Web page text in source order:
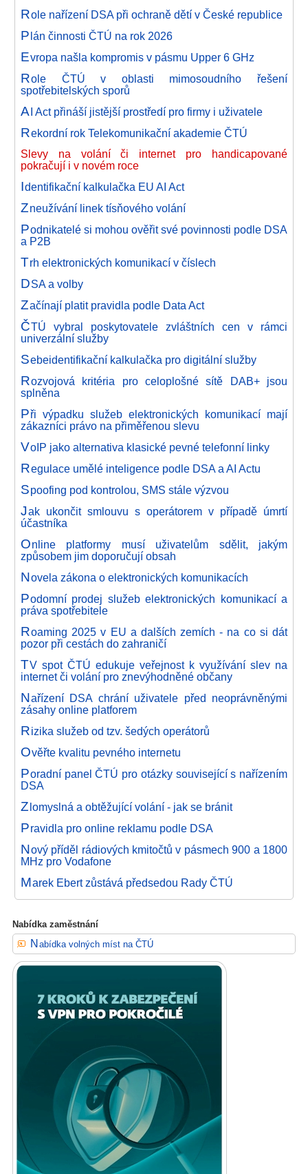
Role nařízení DSA při ochraně dětí v České republice
Plán činnosti ČTÚ na rok 2026
Evropa našla kompromis v pásmu Upper 6 GHz
Role ČTÚ v oblasti mimosoudního řešení
spotřebitelských sporů
AI Act přináší jistější prostředí pro firmy i uživatele
Rekordní rok Telekomunikační akademie ČTÚ
Slevy na volání či internet pro handicapované
pokračují i v novém roce
Identifikační kalkulačka EU AI Act
Zneužívání linek tísňového volání
Podnikatelé si mohou ověřit své povinnosti podle DSA
a P2B
Trh elektronických komunikací v číslech
DSA a volby
Začínají platit pravidla podle Data Act
ČTÚ vybral poskytovatele zvláštních cen v rámci
univerzální služby
Sebeidentifikační kalkulačka pro digitální služby
Rozvojová kritéria pro celoplošné sítě DAB+ jsou
splněna
Při výpadku služeb elektronických komunikací mají
zákazníci právo na přiměřenou slevu
VoIP jako alternativa klasické pevné telefonní linky
Regulace umělé inteligence podle DSA a AI Actu
Spoofing pod kontrolou, SMS stále výzvou
Jak ukončit smlouvu s operátorem v případě úmrtí
účastníka
Online platformy musí uživatelům sdělit, jakým
způsobem jim doporučují obsah
Novela zákona o elektronických komunikacích
Podomní prodej služeb elektronických komunikací a
práva spotřebitele
Roaming 2025 v EU a dalších zemích - na co si dát
pozor při cestách do zahraničí
TV spot ČTÚ edukuje veřejnost k využívání slev na
internet či volání pro znevýhodněné občany
Nařízení DSA chrání uživatele před neoprávněnými
zásahy online platforem
Rizika služeb od tzv. šedých operátorů
Ověřte kvalitu pevného internetu
Poradní panel ČTÚ pro otázky související s nařízením
DSA
Zlomyslná a obtěžující volání - jak se bránit
Pravidla pro online reklamu podle DSA
Nový příděl rádiových kmitočtů v pásmech 900 a 1800
MHz pro Vodafone
Marek Ebert zůstává předsedou Rady ČTÚ
Nabídka zaměstnání
Nabídka volných míst na ČTÚ